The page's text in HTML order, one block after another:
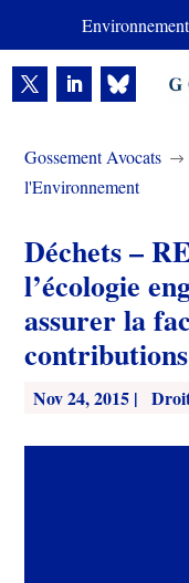
Environnement
Gossement Avocats $
l'Environnement
Déchets –
l’écologie
assurer la
contributions
Nov 24, 2015 |